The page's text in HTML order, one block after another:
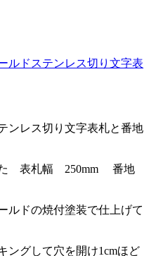
ルド ステンレス切り文字表
ンレス切り文字表札と番地
た 表札幅 250mm 番地
ルドの焼付塗装で仕上げて
ングして穴を開け1cmほど